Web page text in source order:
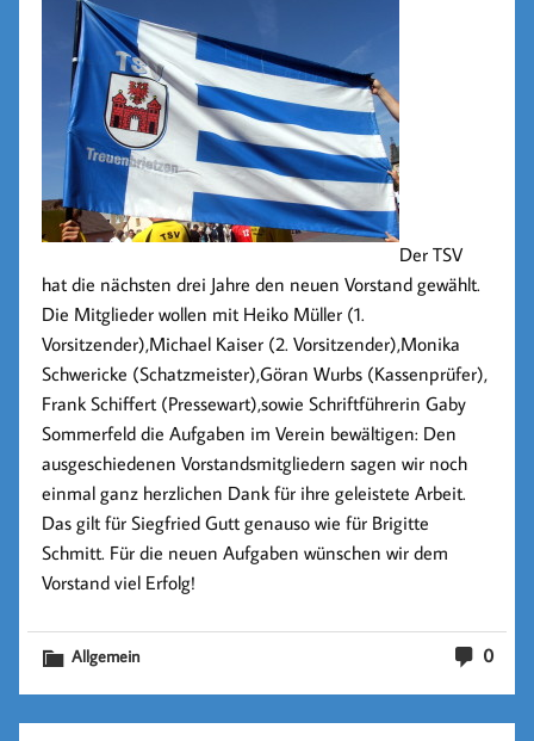
Der TSV
hat die nächsten drei Jahre den neuen Vorstand gewählt.
Die Mitglieder wollen mit Heiko Müller (1.
Vorsitzender),Michael Kaiser (2. Vorsitzender),Monika
Schwericke (Schatzmeister),Göran Wurbs (Kassenprüfer),
Frank Schiffert (Pressewart),sowie Schriftführerin Gaby
Sommerfeld die Aufgaben im Verein bewältigen: Den
ausgeschiedenen Vorstandsmitgliedern sagen wir noch
einmal ganz herzlichen Dank für ihre geleistete Arbeit.
Das gilt für Siegfried Gutt genauso wie für Brigitte
Schmitt. Für die neuen Aufgaben wünschen wir dem
Vorstand viel Erfolg!
0
Allgemein